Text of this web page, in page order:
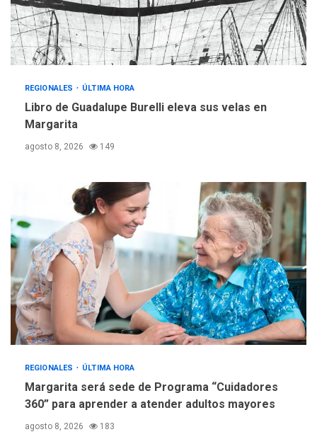
3
adquiridas en un año de
gestión
4
REGIONALES ÚLTIMA HORA
«Juan Bautista Arismendi» a
la altura de Macho Muerto
trabajan en diplomado para
creación y manejo de
estadísticas de turismo
REGIONALES ÚLTIMA HORA
Libro de Guadalupe Burelli eleva sus velas en
Margarita
agosto 8, 2026 149
REGIONALES ÚLTIMA HORA
Margarita será sede de Programa “Cuidadores
360” para aprender a atender adultos mayores
agosto 8, 2026 183